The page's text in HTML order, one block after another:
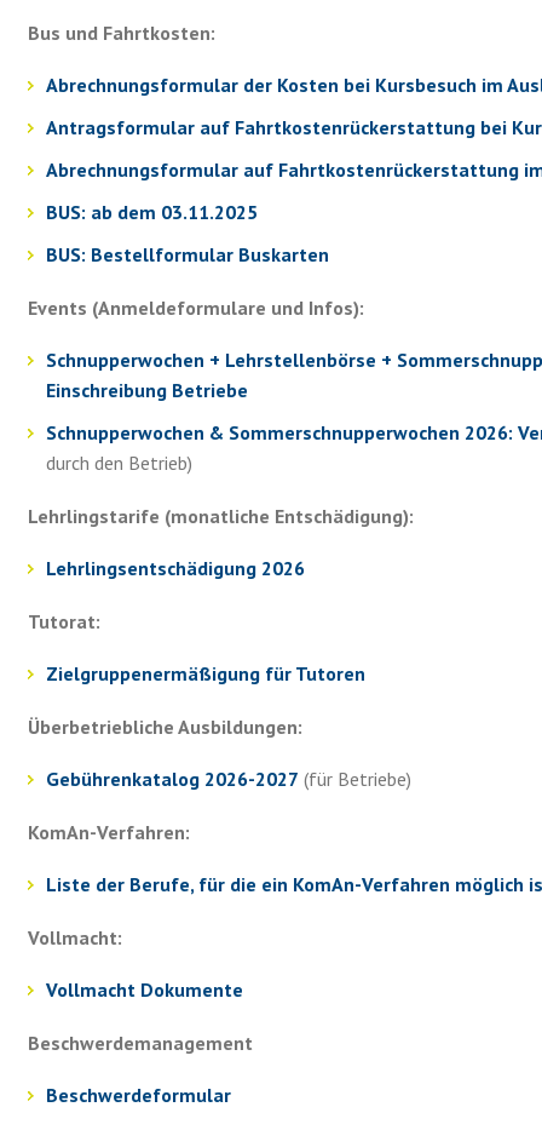
Bus und Fahrtkosten:
Abrechnungsformular der Kosten bei Kursbesuch im
Antragsformular auf Fahrtkostenrückerstattung bei
Abrechnungsformular auf Fahrtkostenrückerstattung
BUS: ab dem 03.11.2025
BUS: Bestellformular Buskarten
Events (Anmeldeformulare und Infos):
Schnupperwochen + Lehrstellenbörse +
Einschreibung Betriebe
Schnupperwochen & Sommerschnupperwochen 2026:
durch den Betrieb)
Lehrlingstarife (monatliche Entschädigung):
Lehrlingsentschädigung 2026
Tutorat:
Zielgruppenermäßigung für Tutoren
Überbetriebliche Ausbildungen:
Gebührenkatalog 2026-2027 (für Betriebe)
KomAn-Verfahren:
Liste der Berufe, für die ein KomAn-Verfahren möglich
Vollmacht:
Vollmacht Dokumente
Beschwerdemanagement
Beschwerdeformular